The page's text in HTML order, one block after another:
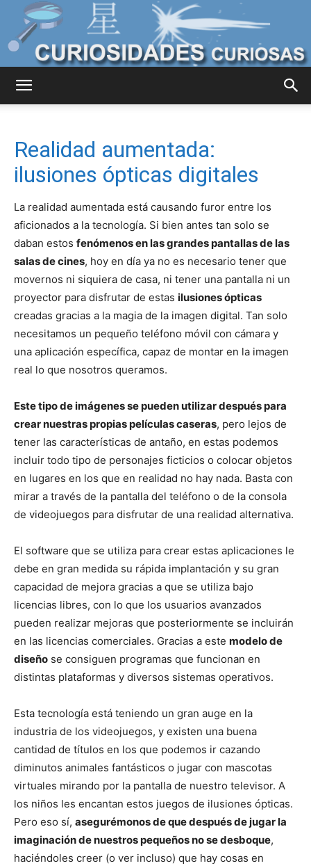
Curiosas
del
Mundo
Realidad aumentada:
ilusiones ópticas digitales
La realidad aumentada está causando furor entre los
aficionados a la tecnología. Si bien antes tan solo se
daban estos fenómenos en las grandes pantallas de las
salas de cines, hoy en día ya no es necesario tener que
movernos ni siquiera de casa, ni tener una pantalla ni un
proyector para disfrutar de estas ilusiones ópticas
creadas gracias a la magia de la imagen digital. Tan solo
necesitamos un pequeño teléfono móvil con cámara y
una aplicación específica, capaz de montar en la imagen
real lo que nosotros queramos.
Este tipo de imágenes se pueden utilizar después para
crear nuestras propias películas caseras, pero lejos de
tener las características de antaño, en estas podemos
incluir todo tipo de personajes ficticios o colocar objetos
en lugares en los que en realidad no hay nada. Basta con
mirar a través de la pantalla del teléfono o de la consola
de videojuegos para disfrutar de una realidad alternativa.
El software que se utiliza para crear estas aplicaciones le
debe en gran medida su rápida implantación y su gran
capacidad de mejora gracias a que se utiliza bajo
licencias libres, con lo que los usuarios avanzados
pueden realizar mejoras que posteriormente se incluirán
en las licencias comerciales. Gracias a este modelo de
diseño se consiguen programas que funcionan en
distintas plataformas y diversos sistemas operativos.
Esta tecnología está teniendo un gran auge en la
industria de los videojuegos, y existen una buena
cantidad de títulos en los que podemos ir cazando
diminutos animales fantásticos o jugar con mascotas
virtuales mirando por la pantalla de nuestro televisor. A
los niños les encantan estos juegos de ilusiones ópticas.
Pero eso sí, asegurémonos de que después de jugar la
imaginación de nuestros pequeños no se desboque,
haciéndoles creer (o ver incluso) que hay cosas en